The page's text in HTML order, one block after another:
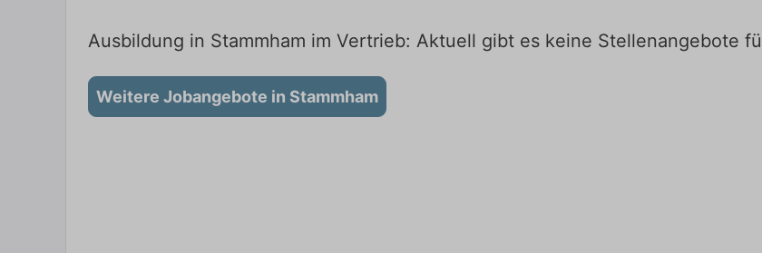
Ausbildung in Stammham im Vertrieb: Aktuell gibt es keine Stellenangebote
Weitere Jobangebote in Stammham